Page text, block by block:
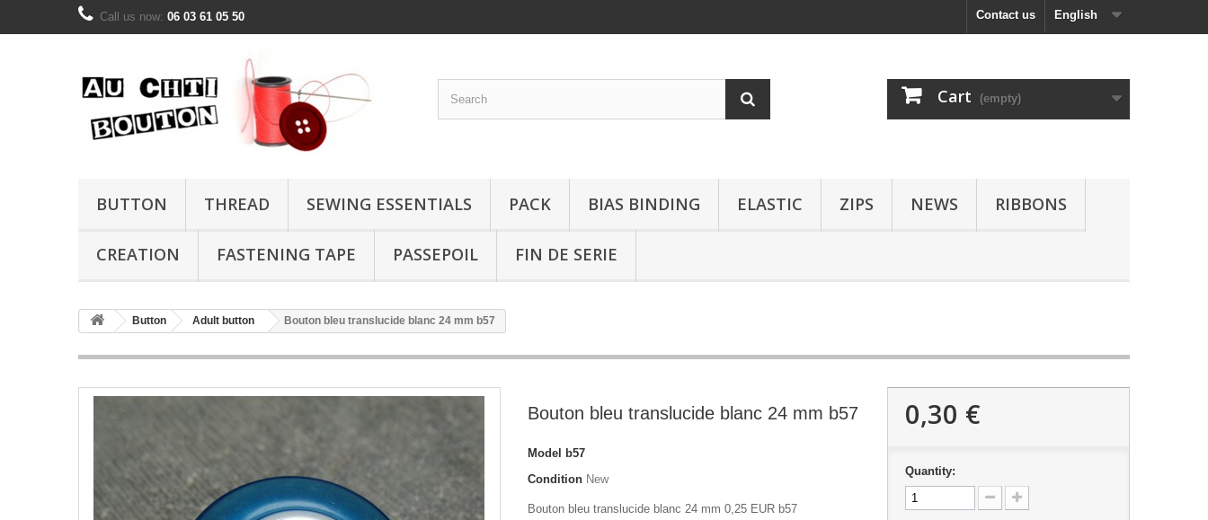
English
Contact us
Call us now: 06 03 61 05 50
Cart (empty)
BUTTON THREAD SEWING ESSENTIALS PACK BIAS BINDING ELASTIC ZIPS NEWS RIBBONS
CREATION FASTENING TAPE PASSEPOIL FIN DE SERIE
Button Adult button Bouton bleu translucide blanc 24 mm b57
Bouton bleu translucide blanc 24 mm b57
Model
b57
Condition New
Bouton bleu translucide blanc 24 mm 0,25 EUR b57
0,30 €
Quantity: